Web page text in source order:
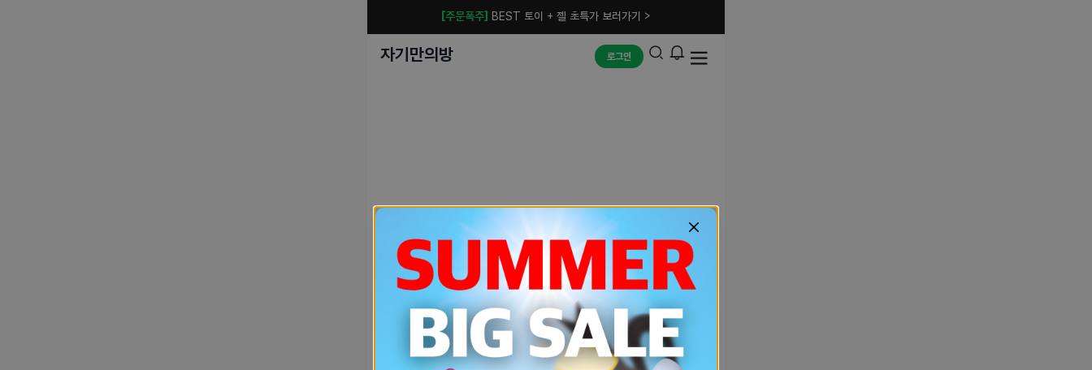
[주문폭주] BEST 토이 + 젤 초특가 보러가기 >
자기만의방 로그인
예상치 못한 에러입니다.